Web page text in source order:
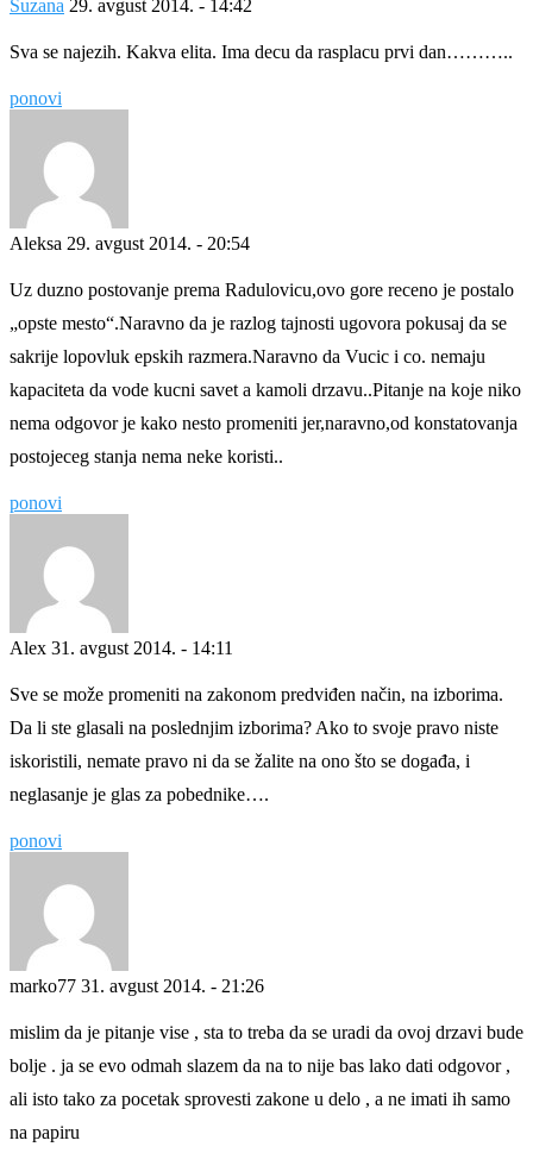
Suzana 29. avgust 2014. - 14:42
Sva se najezih. Kakva elita. Ima decu da rasplacu prvi dan………..
ponovi
Aleksa 29. avgust 2014. - 20:54
Uz duzno postovanje prema Radulovicu,ovo gore receno je postalo
„opste mesto“.Naravno da je razlog tajnosti ugovora pokusaj da se
sakrije lopovluk epskih razmera.Naravno da Vucic i co. nemaju
kapaciteta da vode kucni savet a kamoli drzavu..Pitanje na koje niko
nema odgovor je kako nesto promeniti jer,naravno,od konstatovanja
postojeceg stanja nema neke koristi..
ponovi
Alex 31. avgust 2014. - 14:11
Sve se može promeniti na zakonom predviđen način, na izborima.
Da li ste glasali na poslednjim izborima? Ako to svoje pravo niste
iskoristili, nemate pravo ni da se žalite na ono što se događa, i
neglasanje je glas za pobednike….
ponovi
marko77 31. avgust 2014. - 21:26
mislim da je pitanje vise , sta to treba da se uradi da ovoj drzavi bude
bolje . ja se evo odmah slazem da na to nije bas lako dati odgovor ,
ali isto tako za pocetak sprovesti zakone u delo , a ne imati ih samo
na papiru